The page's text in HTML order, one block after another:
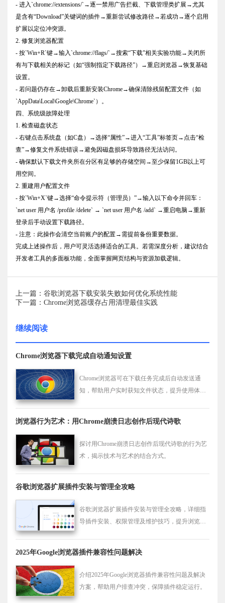
- 进入`chrome://extensions/`→逐一禁用广告拦截、下载管理类扩展→尤其
是含有“Download”关键词的插件→重新尝试修改路径→若成功→逐个启用
扩展以定位冲突源。
2. 修复浏览器配置
- 按`Win+R`键→输入`chrome://flags/`→搜索“下载”相关实验功能→关闭所
有与下载相关的标记（如“强制指定下载路径”）→重启浏览器→恢复基础
设置。
- 若问题仍存在→卸载后重新安装Chrome→确保清除残留配置文件（如
`AppData\Local\Google\Chrome`）。
四、系统级故障处理
1. 检查磁盘状态
- 右键点击系统盘（如C盘）→选择“属性”→进入“工具”标签页→点击“检
查”→修复文件系统错误→避免因磁盘损坏导致路径无法访问。
- 确保默认下载文件夹所在分区有足够的存储空间→至少保留1GB以上可
用空间。
2. 重建用户配置文件
- 按`Win+X`键→选择“命令提示符（管理员）”→输入以下命令并回车：
`net user 用户名 /profile /delete` → `net user 用户名 /add` →重启电脑→重新
登录后手动设置下载路径。
- 注意：此操作会清空当前账户的配置→需提前备份重要数据。
完成上述操作后，用户可灵活选择适合的工具。若需深度分析，建议结合
开发者工具的多面板功能，全面掌握网页结构与资源加载逻辑。
上一篇：谷歌浏览器下载安装失败如何优化系统性能
下一篇：Chrome浏览器缓存占用清理最佳实践
继续阅读
Chrome浏览器下载完成自动通知设置
Chrome浏览器可在下载任务完成后自动发送通
知，帮助用户实时获知文件状态，提升使用体
浏览器行为艺术：用Chrome崩溃日志创作后现代诗歌
探讨用Chrome崩溃日志创作后现代诗歌的行为艺
术，揭示技术与艺术的结合方式。
谷歌浏览器扩展插件安装与管理全攻略
谷歌浏览器扩展插件安装与管理全攻略，详细指
导插件安装、权限管理及维护技巧，提升浏览效
2025年Google浏览器插件兼容性问题解决
介绍2025年Google浏览器插件兼容性问题及解决
方案，帮助用户排查冲突，保障插件稳定运行。